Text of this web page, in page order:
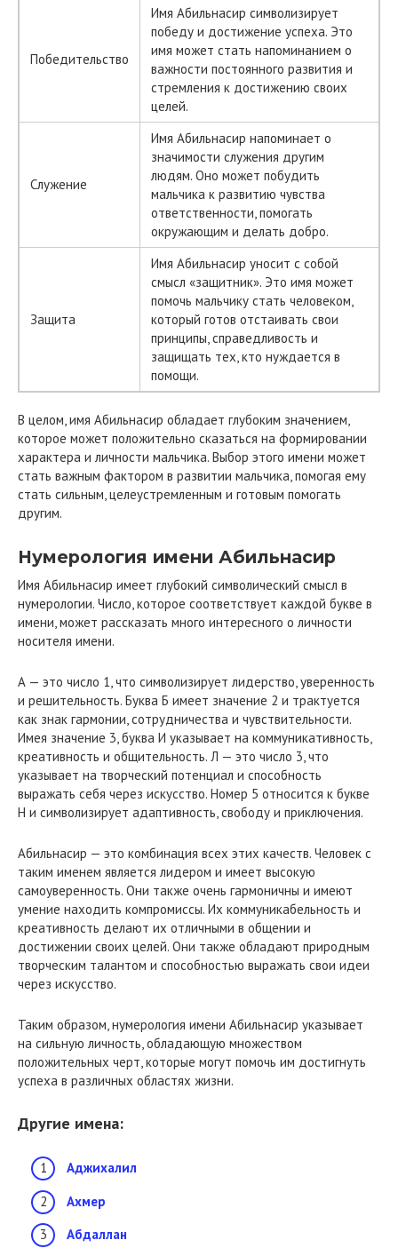
Победительство
Имя Абильнасир символизирует
победу и достижение успеха. Это
имя может стать напоминанием о
важности постоянного развития и
стремления к достижению своих
целей.
Служение
Имя Абильнасир напоминает о
значимости служения другим
людям. Оно может побудить
мальчика к развитию чувства
ответственности, помогать
окружающим и делать добро.
Защита
Имя Абильнасир уносит с собой
смысл «защитник». Это имя может
помочь мальчику стать человеком,
который готов отстаивать свои
принципы, справедливость и
защищать тех, кто нуждается в
помощи.
В целом, имя Абильнасир обладает глубоким значением,
которое может положительно сказаться на формировании
характера и личности мальчика. Выбор этого имени может
стать важным фактором в развитии мальчика, помогая ему
стать сильным, целеустремленным и готовым помогать
другим.
Нумерология имени Абильнасир
Имя Абильнасир имеет глубокий символический смысл в
нумерологии. Число, которое соответствует каждой букве в
имени, может рассказать много интересного о личности
носителя имени.
А — это число 1, что символизирует лидерство, уверенность
и решительность. Буква Б имеет значение 2 и трактуется
как знак гармонии, сотрудничества и чувствительности.
Имея значение 3, буква И указывает на коммуникативность,
креативность и общительность. Л — это число 3, что
указывает на творческий потенциал и способность
выражать себя через искусство. Номер 5 относится к букве
Н и символизирует адаптивность, свободу и приключения.
Абильнасир — это комбинация всех этих качеств. Человек с
таким именем является лидером и имеет высокую
самоуверенность. Они также очень гармоничны и имеют
умение находить компромиссы. Их коммуникабельность и
креативность делают их отличными в общении и
достижении своих целей. Они также обладают природным
творческим талантом и способностью выражать свои идеи
через искусство.
Таким образом, нумерология имени Абильнасир указывает
на сильную личность, обладающую множеством
положительных черт, которые могут помочь им достигнуть
успеха в различных областях жизни.
Другие имена:
Аджихалил
Ахмер
Абдаллан